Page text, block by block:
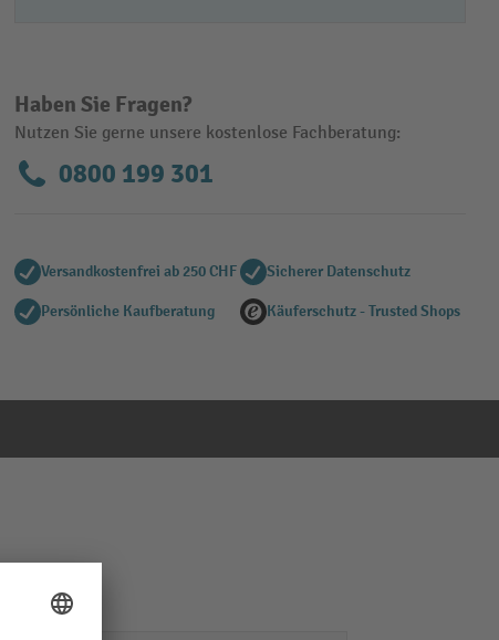
Haben Sie Fragen?
Nutzen Sie gerne unsere kostenlose Fachberatung:
0800 199 301
Versandkostenfrei ab 250 CHF Sicherer Datenschutz
Persönliche Kaufberatung Käuferschutz - Trusted Shops